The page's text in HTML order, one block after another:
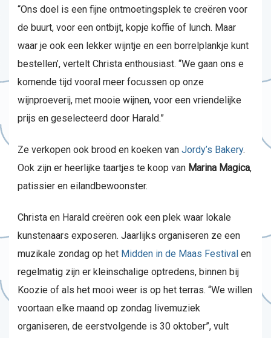
“Ons doel is een fijne ontmoetingsplek te creëren voor
de buurt, voor een ontbijt, kopje koffie of lunch. Maar
waar je ook een lekker wijntje en een borrelplankje kunt
bestellen’, vertelt Christa enthousiast. “We gaan ons e
komende tijd vooral meer focussen op onze
wijnproeverij, met mooie wijnen, voor een vriendelijke
prijs en geselecteerd door Harald.”
Ze verkopen ook brood en koeken van Jordy’s Bakery.
Ook zijn er heerlijke taartjes te koop van Marina Magica,
patissier en eilandbewoonster.
Christa en Harald creëren ook een plek waar lokale
kunstenaars exposeren. Jaarlijks organiseren ze een
muzikale zondag op het Midden in de Maas Festival en
regelmatig zijn er kleinschalige optredens, binnen bij
Koozie of als het mooi weer is op het terras. “We willen
voortaan elke maand op zondag livemuziek
organiseren, de eerstvolgende is 30 oktober”, vult